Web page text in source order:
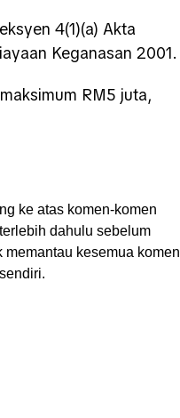
4(1)(a) Akta
Keganasan 2001.
RM5 juta,
ke atas komen-komen
dahulu sebelum
kesemua komen